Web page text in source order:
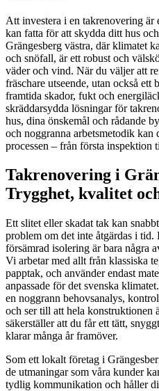
Att investera i en takrenovering är
kan fatta för att skydda ditt hus
Grängesberg västra, där klimatet
och snöfall, är ett robust och
väder och vind. När du väljer att
fräschare utseende, utan också
framtida skador, fukt och
skräddarsydda lösningar för
hus, dina önskemål och rådande
och noggranna arbetsmetodik
processen – från första inspektion
Takrenovering i
Trygghet, kvalitet
Ett slitet eller skadat tak kan
problem om det inte åtgärdas i
försämrad isolering är bara några
Vi arbetar med allt från klassiska
papptak, och använder endast
anpassade för det svenska
en noggrann behovsanalys,
och ser till att hela konstruktionen
säkerställer att du får ett tätt,
klarar många år framöver.
Som ett lokalt företag i
de utmaningar som våra kunder
tydlig kommunikation och håller